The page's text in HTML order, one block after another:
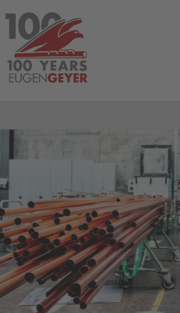
UNTERNEHMEN
QUALITÄT
SERVICE
NEWS
KARRIERE